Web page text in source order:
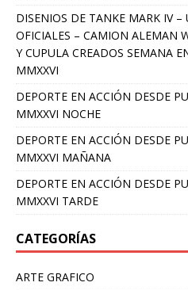
DISENIOS DE TANKE MARK IV
OFICIALES – CAMION ALEMAN
Y CUPULA CREADOS SEMANA
MMXXVI
DEPORTE EN ACCIÓN DESDE
MMXXVI NOCHE
DEPORTE EN ACCIÓN DESDE
MMXXVI MAÑANA
DEPORTE EN ACCIÓN DESDE
MMXXVI TARDE
CATEGORÍAS
ARTE GRAFICO